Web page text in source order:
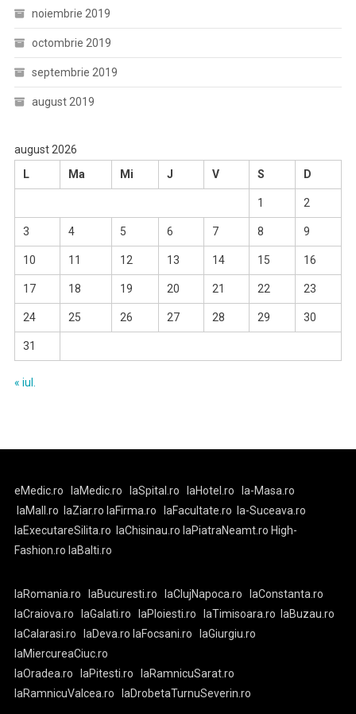
noiembrie 2019
octombrie 2019
septembrie 2019
august 2019
august 2026
L
Ma Mi J V S D
1 2
3 4 5 6 7 8 9
10 11 12 13 14 15 16
17 18 19 20 21 22 23
24 25 26 27 28 29 30
31
« iul.
eMedic.ro laMedic.ro laSpital.ro laHotel.ro
la-Masa.ro
laMall.ro
laZiar.ro laFirma.ro laFacultate.ro
la-Suceava.ro
laExecutareSilita.ro
laChisinau.ro laPiatraNeamt.ro High-
Fashion.ro laBalti.ro
laRomania.ro laBucuresti.ro laClujNapoca.ro
laConstanta.ro
laCraiova.ro
laGalati.ro laPloiesti.ro laTimisoara.ro
laBuzau.ro
laCalarasi.ro
laDeva.ro laFocsani.ro
laGiurgiu.ro
laMiercureaCiuc.ro
laOradea.ro
laPitesti.ro
laRamnicuSarat.ro
laRamnicuValcea.ro
laDrobetaTurnuSeverin.ro